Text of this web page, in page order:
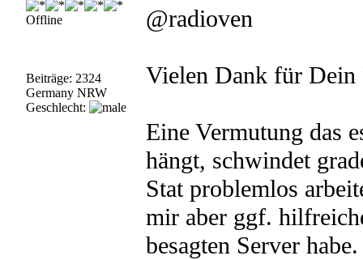
Offline
Beiträge: 2324
Germany NRW
Geschlecht:
@radioven
Vielen Dank für Dein
Eine Vermutung das
hängt, schwindet
Stat problemlos
mir aber ggf.
besagten Server habe.